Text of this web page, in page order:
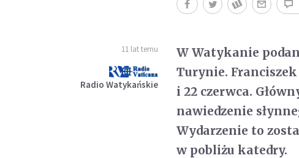
11 lat temu
Radio Watykańskie
W Watykanie
Turynie.
i 22 czerwca.
nawiedzenie
Wydarzenie to
w pobliżu katedry.